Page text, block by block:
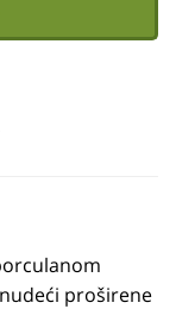
proširene